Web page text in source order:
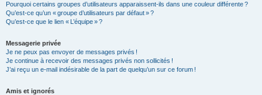
Pourquoi certains groupes d’utilisateurs apparaissent-ils dans une couleur différente ?
Qu’est-ce qu’un « groupe d’utilisateurs par défaut » ?
Qu’est-ce que le lien « L’équipe » ?
Messagerie privée
Je ne peux pas envoyer de messages privés !
Je continue à recevoir des messages privés non sollicités !
J’ai reçu un e-mail indésirable de la part de quelqu’un sur ce forum !
Amis et ignorés